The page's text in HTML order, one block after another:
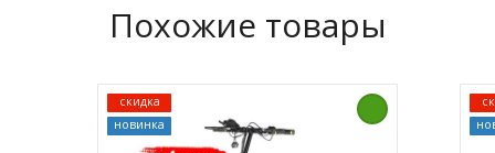
Похожие товары
скидка
новинка